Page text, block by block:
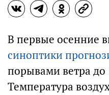
В первые осенние
синоптики
порывами ветра до
Температура